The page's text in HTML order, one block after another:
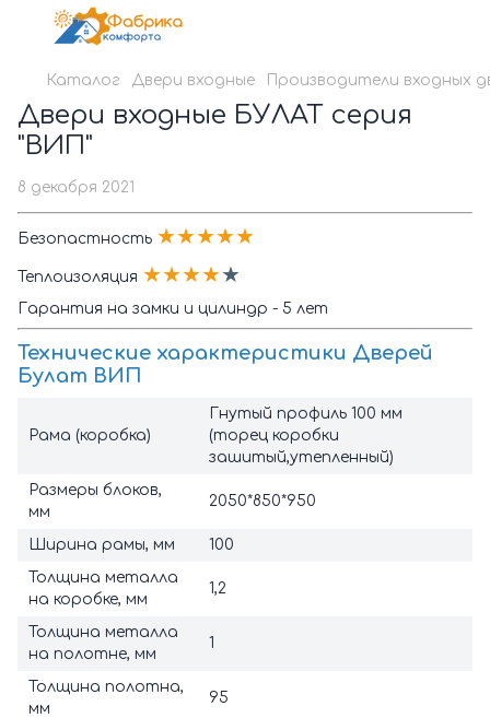
Каталог Двери входные Производители входных
Двери входные БУЛАТ серия
"ВИП"
8 декабря 2021
Безопастность ★★★★★
Теплоизоляция ★★★★★
Гарантия на замки и цилиндр - 5 лет
Технические характеристики Дверей
Булат ВИП
Рама (коробка)
Гнутый профиль 100 мм
(торец коробки
зашитый,утепленный)
Размеры блоков,
мм
2050*850*950
Ширина рамы, мм
100
Толщина металла
на коробке, мм
1,2
Толщина металла
на полотне, мм
1
Толщина полотна,
мм
95